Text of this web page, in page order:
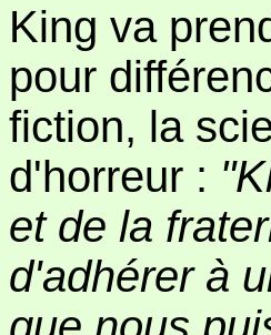
King va
pour
fiction, la
d'horreur :
et de la
d'adhérer à